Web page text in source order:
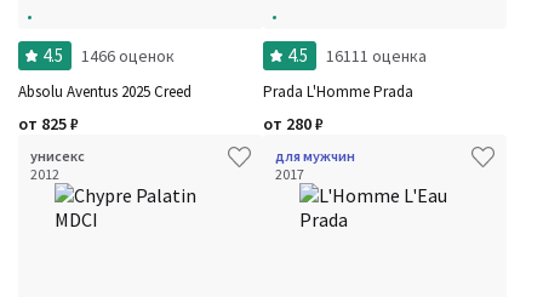
4.5 1466 оценок
Absolu Aventus 2025 Creed
от 825₽
4.5 16111 оценка
Prada L'Homme Prada
от 280₽
унисекс
2012
для мужчин
2017